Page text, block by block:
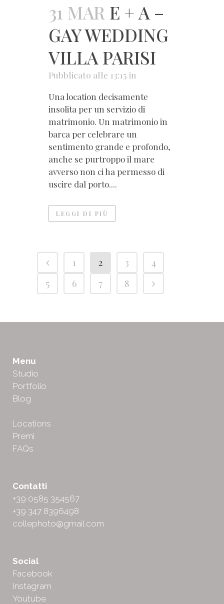
31 MAR E + A –
GAY WEDDING
VILLA PARISI
Pubblicato alle 13:15 in
Una location decisamente
insolita per un servizio di
matrimonio. Un matrimonio in
barca per celebrare un
sentimento grande e profondo,
anche se purtroppo il mare
avverso non ci ha permesso di
uscire dal porto....
LEGGI DI PIÙ
1 2 3
4
5
6 7 8
Menu
Studio
Portfolio
Blog
Locations
Premi
FAQs
Contatti
+39 0585 354567
+39 347 8396498
collephoto@gmail.com
Social
Facebook
Instagram
Youtube